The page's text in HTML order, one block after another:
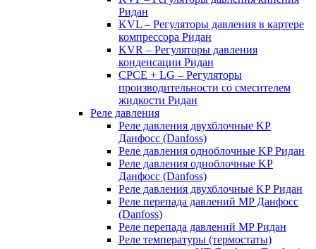
Ридан
KVL – Регуляторы давления в картере
компрессора Ридан
KVR – Регуляторы давления
конденсации Ридан
CPCE + LG – Регуляторы
производительности со смесителем
жидкости Ридан
Реле давления
Реле давления двухблочные KP
Данфосс (Danfoss)
Реле давления одноблочные KP Ридан
Реле давления одноблочные KP
Данфосс (Danfoss)
Реле давления двухблочные KP Ридан
Реле перепада давлений MP Данфосс
(Danfoss)
Реле перепада давлений MP Ридан
Реле температуры (термостаты)